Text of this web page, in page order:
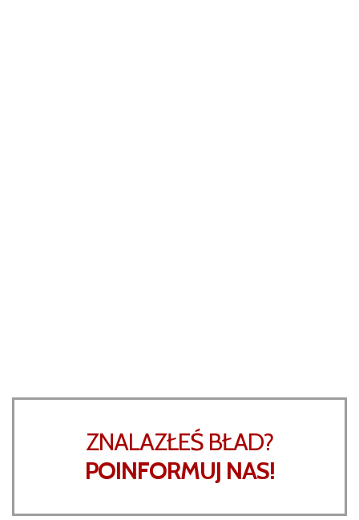
ZNALAZŁEŚ BŁAD?
POINFORMUJ NAS!